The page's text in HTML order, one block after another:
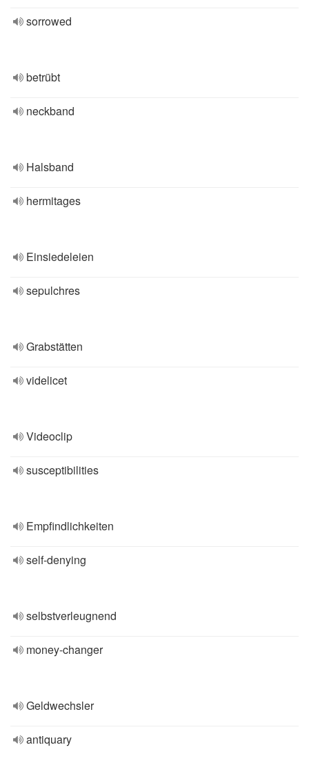
sorrowed
betrübt
neckband
Halsband
hermitages
Einsiedeleien
sepulchres
Grabstätten
videlicet
Videoclip
susceptibilities
Empfindlichkeiten
self-denying
selbstverleugnend
money-changer
Geldwechsler
antiquary